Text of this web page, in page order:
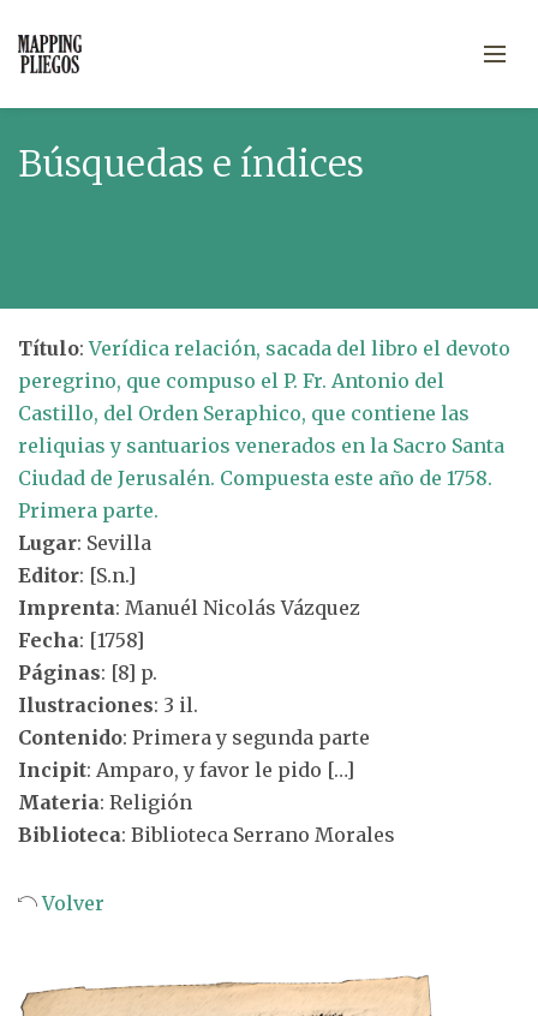
Búsquedas e índices
Título:Verídica relación, sacada del libro el devoto
peregrino, que compuso el P. Fr. Antonio del
Castillo, del Orden Seraphico, que contiene las
reliquias y santuarios venerados en la Sacro Santa
Ciudad de Jerusalén. Compuesta este año de 1758.
Primera parte.
Lugar: Sevilla
Editor: [S.n.]
Imprenta: Manuél Nicolás Vázquez
Fecha: [1758]
Páginas: [8] p.
Ilustraciones: 3 il.
Contenido: Primera y segunda parte
Incipit: Amparo, y favor le pido […]
Materia: Religión
Biblioteca: Biblioteca Serrano Morales
Volver